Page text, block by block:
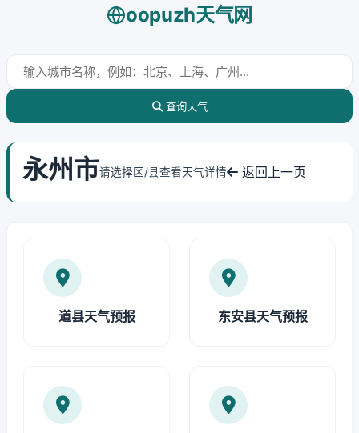
oopuzh天气网
查询天气
永州市请选择区/县查看天气详情 返回上一页
道县天气预报 东安县天气预报